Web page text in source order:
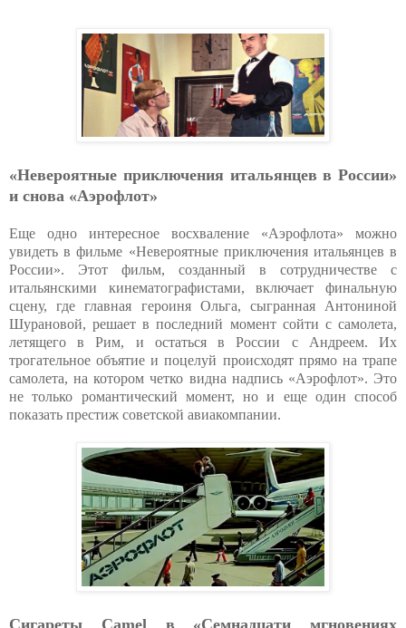
«Невероятные приключения итальянцев в России»
и снова «Аэрофлот»
Еще одно интересное восхваление «Аэрофлота» можно
увидеть в фильме «Невероятные приключения итальянцев в
России». Этот фильм, созданный в сотрудничестве с
итальянскими кинематографистами, включает финальную
сцену, где главная героиня Ольга, сыгранная Антониной
Шурановой, решает в последний момент сойти с самолета,
летящего в Рим, и остаться в России с Андреем. Их
трогательное объятие и поцелуй происходят прямо на трапе
самолета, на котором четко видна надпись «Аэрофлот». Это
не только романтический момент, но и еще один способ
показать престиж советской авиакомпании.
Сигареты Camel в «Семнадцати мгновениях